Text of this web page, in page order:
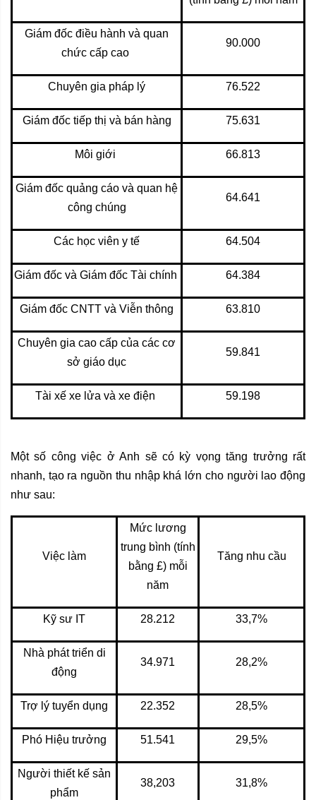
Giám đốc điều hành và quan
chức cấp cao
90.000
Chuyên gia pháp lý 76.522
Giám đốc tiếp thị và bán hàng 75.631
Môi giới 66.813
Giám đốc quảng cáo và quan hệ
công chúng
64.641
Các học viên y tế 64.504
Giám đốc và Giám đốc Tài chính 64.384
Giám đốc CNTT và Viễn thông 63.810
Chuyên gia cao cấp của các cơ
sở giáo dục
59.841
Tài xế xe lửa và xe điện 59.198
Một số công việc ở Anh sẽ có kỳ vọng tăng trưởng rất
nhanh, tạo ra nguồn thu nhập khá lớn cho người lao động
như sau:
Việc làm
Mức lương
trung bình (tính
bằng £) mỗi
năm
Tăng nhu cầu
Kỹ sư IT 28.212 33,7%
Nhà phát triển di
động
34.971 28,2%
Trợ lý tuyển dụng 22.352 28,5%
Phó Hiệu trưởng 51.541 29,5%
Người thiết kế sản
phẩm
38,203 31,8%